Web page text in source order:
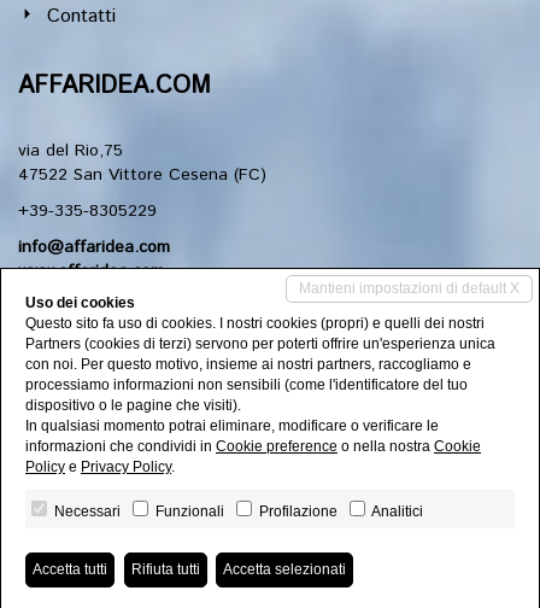
Contatti
AFFARIDEA.COM
via del Rio,75
47522 San Vittore Cesena (FC)
+39-335-8305229
info@affaridea.com
www.affaridea.com
Social Networks
Seguici sui nostri canali social
AFFARIDEA.COM di Piraccini Claudio P.IVA 03128670407 | C.F.
consensi
Mantieni impostazioni di default X
Uso dei cookies
Questo sito fa uso di cookies. I nostri cookies (propri) e quelli dei nostri
Partners (cookies di terzi) servono per poterti offrire un'esperienza unica
con noi. Per questo motivo, insieme ai nostri partners, raccogliamo e
processiamo informazioni non sensibili (come l'identificatore del tuo
dispositivo o le pagine che visiti).
In qualsiasi momento potrai eliminare, modificare o verificare le
informazioni che condividi in Cookie preference o nella nostra Cookie
Policy e Privacy Policy.
Necessari Funzionali Profilazione Analitici
Accetta tutti Rifiuta tutti Accetta selezionati